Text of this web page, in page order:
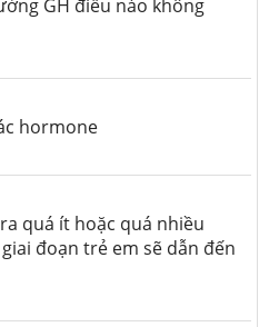
GH điều nào không
hormone
quá ít hoặc quá nhiều
đoạn trẻ em sẽ dẫn đến